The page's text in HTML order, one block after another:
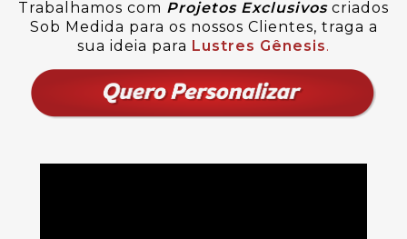
Trabalhamos com Projetos Exclusivoscriados
Sob Medida para os nossos Clientes, traga a
sua ideia para Lustres Gênesis.